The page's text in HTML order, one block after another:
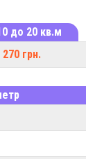
до 20 кв.м
270 грн.